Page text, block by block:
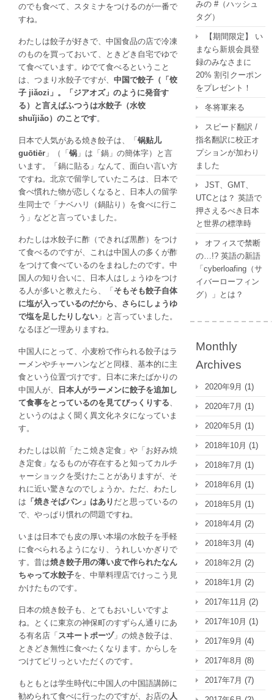
のでも食べて、スタミナをつけるのが一番で
すね。
わたしは餃子が好きで、中国食品の店で冷凍
のものを買っておいて、ときどき自宅でゆで
て食べています。ゆでて食べるということ
は、つまり水餃子ですが、 中国で餃子（「饺
子 jiǎozi」。「ジアオズ」のように発音す
る）と言えばふつうは水餃子（水饺
shuǐjiǎo）のことです。
日本で人気がある焼き餃子は、「 锅贴儿
guōtiēr 」（「 锅 」は「鍋」の簡体字）と言
います。「鍋に貼る」なんて、面白い言い方
ですね。北京で留学していたころは、日本で
食べ慣れた物が恋しくなると、日本人の留学
生同士で「ナベハリ（鍋貼り）を食べに行こ
う」などと言っていました。
わたしは水餃子に酢（できれば黒酢）をつけ
て食べるのですが、これは中国人の多くが酢
をつけて食べているのをまねしたのです。中
国人の知り合いに、日本人はしょうゆをつけ
る人が多いと教えたら、「 そもそも餃子自体
に塩が入っているのだから、さらにしょうゆ
で塩を足したりしない 」と言っていました。
なるほど一理ありますね。
中国人にとって、小麦粉で作られる餃子はラ
ーメンやチャーハンなどと同様、基本的に主
食という位置づけです。日本に来たばかりの
中国人が、
日本人がラーメンに餃子を追加し
て食事をとっているのを見てびっくりする
というのはよく聞く異文化ネタになっていま
す。
わたしは以前「たこ焼き定食」や「お好み焼
き定食」なるものが存在すると知ってカルチ
ャーショックを受けたことがありますが、そ
れに近い驚きなのでしょうか。ただ、わたし
は 「焼きそばパン」はあり だと思っているの
で、やっぱり慣れの問題ですね。
いまは日本でも皮の厚い本場の水餃子を手軽
に食べられるようになり、うれしいかぎりで
す。昔は焼き餃子用の薄い皮で作られたなん
ちゃって水餃子を、中華料理店でけっこう見
かけたものです。
日本の焼き餃子も、とてもおいしいですよ
ね。とくに東京の神保町のすずらん通りにあ
る有名店「 スヰートポーヅ」の焼き餃子は、
ときどき無性に食べたくなります。からしを
つけてピリっといただくのです。
もともとは学生時代に中国人の中国語講師に
勧められて食べに行ったのですが、お店の 人
みの #（ハッシュ
タグ）
【期間限定】 い
まなら新規会員登
録のみなさまに
20% 割引クーポン
をプレゼント！
冬将軍来る
スピード翻訳 /
指名翻訳に校正オ
プションが加わり
ました
JST、GMT、
UTCとは？ 英語で
押さえるべき日本
と世界の標準時
オフィスで禁断
の…!? 英語の新語
「cyberloafing（サ
イバーローフィン
グ）」とは？
Monthly
Archives
2020年9月 (1)
2020年7月 (1)
2020年5月 (1)
2018年10月 (1)
2018年7月 (1)
2018年6月 (1)
2018年5月 (1)
2018年4月 (2)
2018年3月 (4)
2018年2月 (2)
2018年1月 (2)
2017年11月 (2)
2017年10月 (1)
2017年9月 (4)
2017年8月 (8)
2017年7月 (7)